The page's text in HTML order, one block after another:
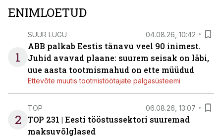
ENIMLOETUD
1
SUUR LUGU 04.08.26, 10:42
ABB palkab Eestis tänavu veel 90 inimest.
Juhid avavad plaane: suurem seisak on läbi,
uue aasta tootmismahud on ette müüdud
Ettevõte muutis tootmistöötajate palgasüsteemi
2
TOP 06.08.26, 13:07
TOP 231 | Eesti tööstussektori suuremad
maksuvõlglased